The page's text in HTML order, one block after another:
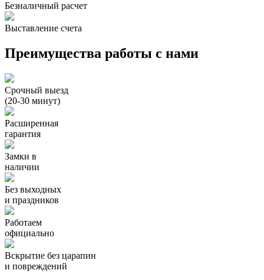
Безналичный расчет
Выставление счета
Преимущества работы с нами
Срочный выезд
(20-30 минут)
Расширенная
гарантия
Замки в
наличии
Без выходных
и праздников
Работаем
официально
Вскрытие без царапин
и повреждений